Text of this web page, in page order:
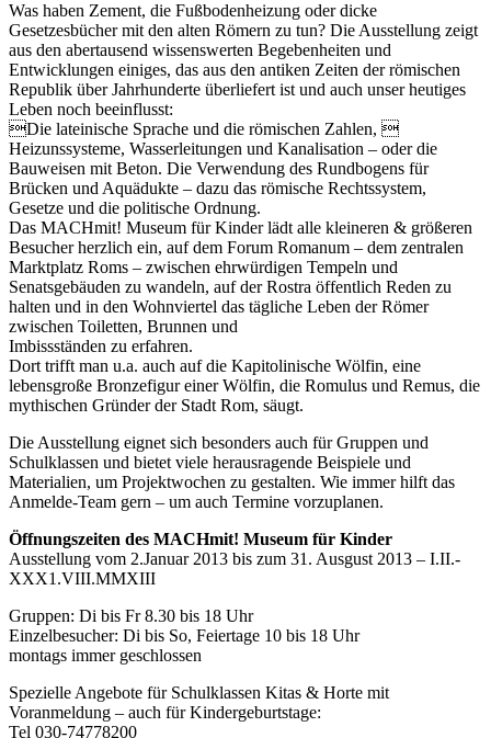
Was haben Zement, die Fußbodenheizung oder dicke
Gesetzesbücher mit den alten Römern zu tun? Die Ausstellung zeigt
aus den abertausend wissenswerten Begebenheiten und
Entwicklungen einiges, das aus den antiken Zeiten der römischen
Republik über Jahrhunderte überliefert ist und auch unser heutiges
Leben noch beeinflusst:
Die lateinische Sprache und die römischen Zahlen, 
Heizunssysteme, Wasserleitungen und Kanalisation – oder die
Bauweisen mit Beton. Die Verwendung des Rundbogens für
Brücken und Aquädukte – dazu das römische Rechtssystem,
Gesetze und die politische Ordnung.
Das MACHmit! Museum für Kinder lädt alle kleineren & größeren
Besucher herzlich ein, auf dem Forum Romanum – dem zentralen
Marktplatz Roms – zwischen ehrwürdigen Tempeln und
Senatsgebäuden zu wandeln, auf der Rostra öffentlich Reden zu
halten und in den Wohnviertel das tägliche Leben der Römer
zwischen Toiletten, Brunnen und
Imbissständen zu erfahren.
Dort trifft man u.a. auch auf die Kapitolinische Wölfin, eine
lebensgroße Bronzefigur einer Wölfin, die Romulus und Remus, die
mythischen Gründer der Stadt Rom, säugt.
Die Ausstellung eignet sich besonders auch für Gruppen und
Schulklassen und bietet viele herausragende Beispiele und
Materialien, um Projektwochen zu gestalten. Wie immer hilft das
Anmelde-Team gern – um auch Termine vorzuplanen.
Öffnungszeiten des MACHmit! Museum für Kinder
Ausstellung vom 2.Januar 2013 bis zum 31. Ausgust 2013 – I.II.-
XXX1.VIII.MMXIII
Gruppen: Di bis Fr 8.30 bis 18 Uhr
Einzelbesucher: Di bis So, Feiertage 10 bis 18 Uhr
montags immer geschlossen
Spezielle Angebote für Schulklassen Kitas & Horte mit
Voranmeldung – auch für Kindergeburtstage:
Tel 030-74778200